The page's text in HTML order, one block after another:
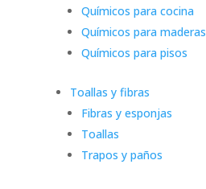
Químicos para cocina
Químicos para maderas
Químicos para pisos
Toallas y fibras
Fibras y esponjas
Toallas
Trapos y paños